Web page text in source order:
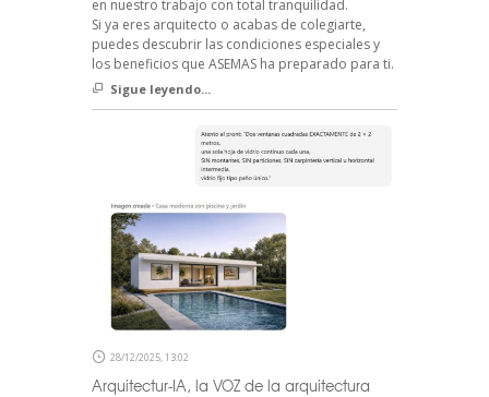
en nuestro trabajo con total tranquilidad.
Si ya eres arquitecto o acabas de colegiarte,
puedes descubrir las condiciones especiales y
los beneficios que ASEMAS ha preparado para ti.
Sigue leyendo...
28/12/2025, 13:02
Arquitectur-IA, la VOZ de la arquitectura